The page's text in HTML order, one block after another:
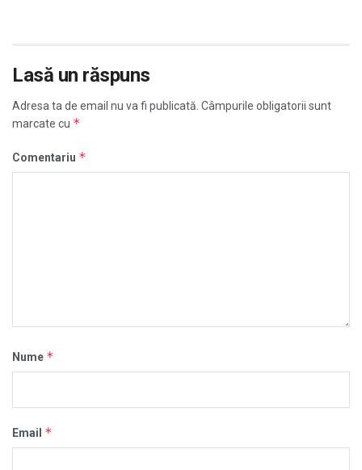
Lasă un răspuns
Adresa ta de email nu va fi publicată. Câmpurile obligatorii sunt
marcate cu *
Comentariu *
Nume *
Email *